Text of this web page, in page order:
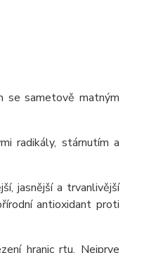
se sametově matným
radikály, stárnutím a
jasnější a trvanlivější
antioxidant proti
hranic rtu. Nejprve